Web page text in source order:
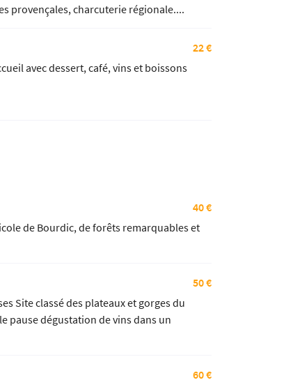
provençales, charcuterie régionale....
22 €
avec dessert, café, vins et boissons
40 €
de Bourdic, de forêts remarquables et
50 €
Site classé des plateaux et gorges du
pause dégustation de vins dans un
60 €